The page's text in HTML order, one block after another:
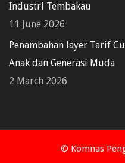
Industri Tembakau
11 June 2026
Penambahan layer Tarif
Anak dan Generasi Muda
2 March 2026
© Komnas